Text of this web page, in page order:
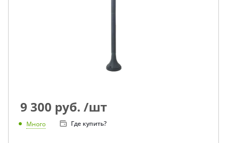
9 300 руб. /шт
Много Где купить?